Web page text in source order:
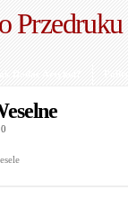
Przedruku